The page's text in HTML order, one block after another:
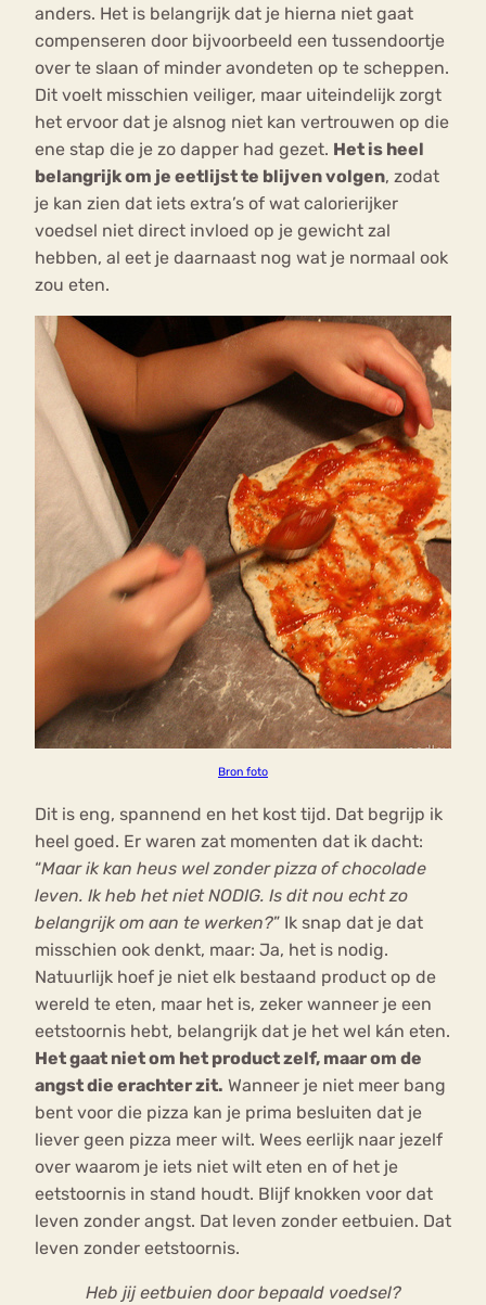
anders. Het is belangrijk dat je hierna niet gaat
compenseren door bijvoorbeeld een tussendoortje
over te slaan of minder avondeten op te scheppen.
Dit voelt misschien veiliger, maar uiteindelijk zorgt
het ervoor dat je alsnog niet kan vertrouwen op die
ene stap die je zo dapper had gezet. Het is heel
belangrijk om je eetlijst te blijven volgen, zodat
je kan zien dat iets extra’s of wat calorierijker
voedsel niet direct invloed op je gewicht zal
hebben, al eet je daarnaast nog wat je normaal ook
zou eten.
Bron foto
Dit is eng, spannend en het kost tijd. Dat begrijp ik
heel goed. Er waren zat momenten dat ik dacht:
“Maar ik kan heus wel zonder pizza of chocolade
leven. Ik heb het niet NODIG. Is dit nou echt zo
belangrijk om aan te werken?” Ik snap dat je dat
misschien ook denkt, maar: Ja, het is nodig.
Natuurlijk hoef je niet elk bestaand product op de
wereld te eten, maar het is, zeker wanneer je een
eetstoornis hebt, belangrijk dat je het wel kán eten.
Het gaat niet om het product zelf, maar om de
angst die erachter zit. Wanneer je niet meer bang
bent voor die pizza kan je prima besluiten dat je
liever geen pizza meer wilt. Wees eerlijk naar jezelf
over waarom je iets niet wilt eten en of het je
eetstoornis in stand houdt. Blijf knokken voor dat
leven zonder angst. Dat leven zonder eetbuien. Dat
leven zonder eetstoornis.
Heb jij eetbuien door bepaald voedsel?